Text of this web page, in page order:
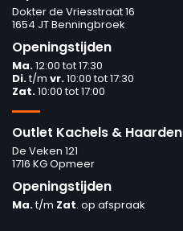
Dokter de Vriesstraat 16
1654 JT Benningbroek
Openingstijden
Ma.12:00 tot 17:30
Di.t/m vr.10:00 tot 17:30
Zat.10:00 tot 17:00
Outlet Kachels & Haarden
De Veken 121
1716 KG Opmeer
Openingstijden
Ma.t/m Zat. op afspraak